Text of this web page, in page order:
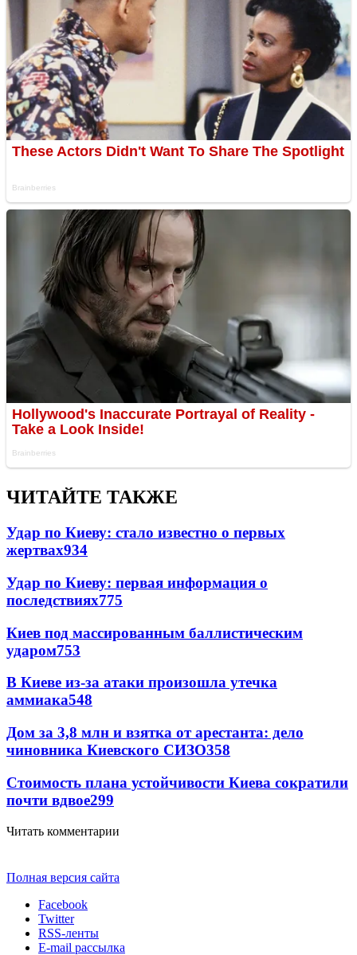
ЧИТАЙТЕ ТАКЖЕ
Удар по Киеву: стало известно о первых
жертвах934
Удар по Киеву: первая информация о
последствиях775
Киев под массированным баллистическим
ударом753
В Киеве из-за атаки произошла утечка
аммиака548
Дом за 3,8 млн и взятка от арестанта: дело
чиновника Киевского СИЗО358
Стоимость плана устойчивости Киева сократили
почти вдвое299
Читать комментарии
Полная версия сайта
Facebook
Twitter
RSS-ленты
E-mail рассылка